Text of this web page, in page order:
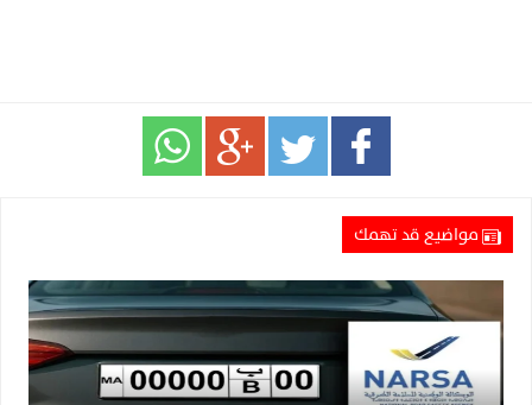
مواضيع قد تهمك